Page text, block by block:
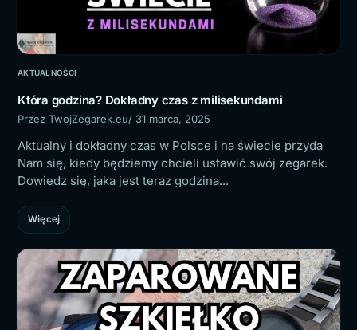
AKTUALNOŚCI
Która godzina? Dokładny czas z milisekundami
Przez TwojZegarek.eu/ 31 marca, 2025
Aktualny i dokładny czas w Polsce i na świecie przyda
Nam się, kiedy będziemy chcieli ustawić swój zegarek.
Dowiedz się, jaka jest teraz godzina...
Więcej